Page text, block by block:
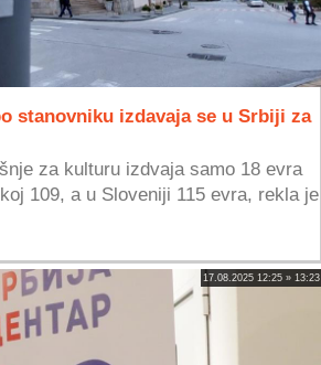
stanovniku izdavaja se u Srbiji za
za kulturu izdvaja samo 18 evra
109, a u Sloveniji 115 evra, rekla je
17.08.2025 12:25 » 13:23